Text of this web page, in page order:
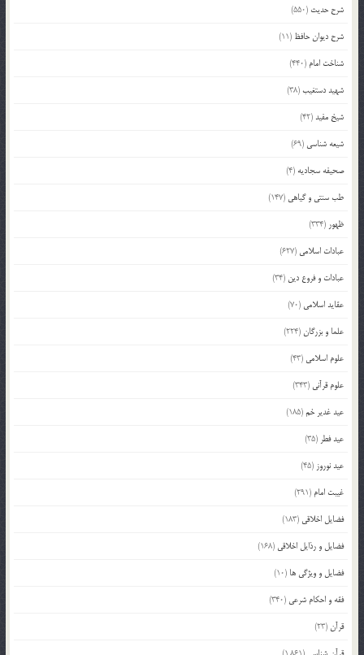
شرح حدیث (550)
شرح دیوان حافظ (11)
شناخت امام (440)
شهید دستغیب(38)
شیخ مفید(42)
شیعه شناسی (69)
صحیفه سجادیه (4)
طب سنتی و گیاهی (147)
ظهور (334)
عبادات اسلامی (627)
عبادات و فروع دین (34)
عقاید اسلامی (70)
علما و بزرگان(224)
علوم اسلامی (43)
علوم قرآنی (343)
عید غدیر خم(185)
عید فطر (35)
عید نوروز (45)
غیبت امام (291)
فضایل اخلاقی (183)
فضایل و رذایل اخلاقی (168)
فضایل و ویژگی ها (10)
فقه و احکام شرعی (340)
قرآن(23)